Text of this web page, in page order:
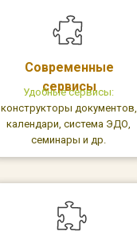
Современные
сервисы
Удобные сервисы:
конструкторы документов,
календари, система ЭДО,
семинары и др.